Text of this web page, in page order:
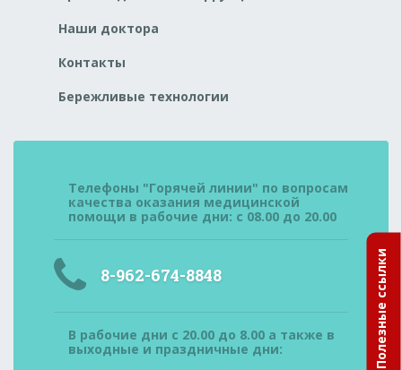
Наши доктора
Контакты
Бережливые технологии
Телефоны "Горячей линии" по вопросам
качества оказания медицинской
помощи в рабочие дни: с 08.00 до 20.00
8-962-674-8848
В рабочие дни с 20.00 до 8.00 а также в
выходные и праздничные дни:
Полезные ссылки